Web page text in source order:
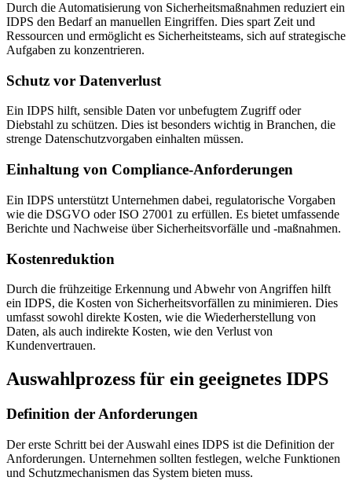
Durch die Automatisierung von Sicherheitsmaßnahmen reduziert ein
IDPS den Bedarf an manuellen Eingriffen. Dies spart Zeit und
Ressourcen und ermöglicht es Sicherheitsteams, sich auf strategische
Aufgaben zu konzentrieren.
Schutz vor Datenverlust
Ein IDPS hilft, sensible Daten vor unbefugtem Zugriff oder
Diebstahl zu schützen. Dies ist besonders wichtig in Branchen, die
strenge Datenschutzvorgaben einhalten müssen.
Einhaltung von Compliance-Anforderungen
Ein IDPS unterstützt Unternehmen dabei, regulatorische Vorgaben
wie die DSGVO oder ISO 27001 zu erfüllen. Es bietet umfassende
Berichte und Nachweise über Sicherheitsvorfälle und -maßnahmen.
Kostenreduktion
Durch die frühzeitige Erkennung und Abwehr von Angriffen hilft
ein IDPS, die Kosten von Sicherheitsvorfällen zu minimieren. Dies
umfasst sowohl direkte Kosten, wie die Wiederherstellung von
Daten, als auch indirekte Kosten, wie den Verlust von
Kundenvertrauen.
Auswahlprozess für ein geeignetes IDPS
Definition der Anforderungen
Der erste Schritt bei der Auswahl eines IDPS ist die Definition der
Anforderungen. Unternehmen sollten festlegen, welche Funktionen
und Schutzmechanismen das System bieten muss.